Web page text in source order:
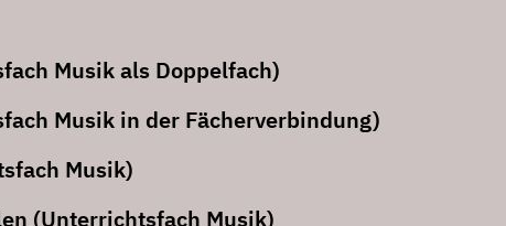
Musik als Doppelfach)
Musik in der Fächerverbindung)
Musik)
(Unterrichtsfach Musik)